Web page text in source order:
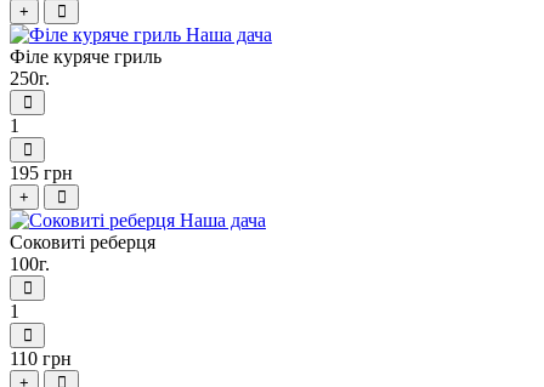
+
Філе куряче гриль
250г.
1
195 грн
+
Соковиті реберця
100г.
1
110 грн
+